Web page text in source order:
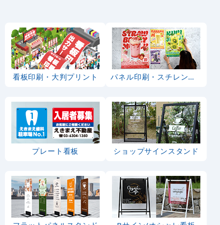
看板印刷・大判プリント パネル印刷・スチレンボード
プレート看板 ショップサインスタンド